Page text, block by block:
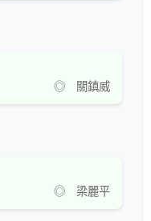
◎ 關鎮威
◎ 梁麗平